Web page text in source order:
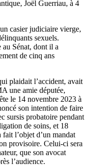
Joël Guerriau, à 4
casier judiciaire vierge,
sexuels.
Sénat, dont il a
de cinq ans
plaidait l’accident, avait
une amie députée,
le 14 novembre 2023 à
son intention de faire
sursis probatoire pendant
de soins, et 18
l’objet d’un mandat
provisoire. Celui-ci sera
que son avocat
l’audience.